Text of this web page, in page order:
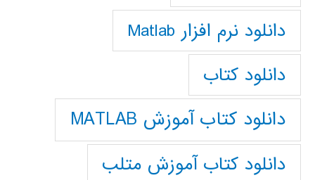
دانلود نرم افزار Matlab
دانلود کتاب
دانلود کتاب آموزش MATLAB
دانلود کتاب آموزش متلب